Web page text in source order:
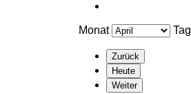
Monat Tag
Zurück
Heute
Weiter